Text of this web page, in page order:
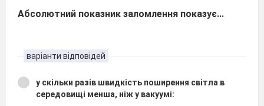
Абсолютний показник заломлення показує...
варіанти відповідей
у скільки разів швидкість поширення світла в
середовищі менша, ніж у вакуумі: